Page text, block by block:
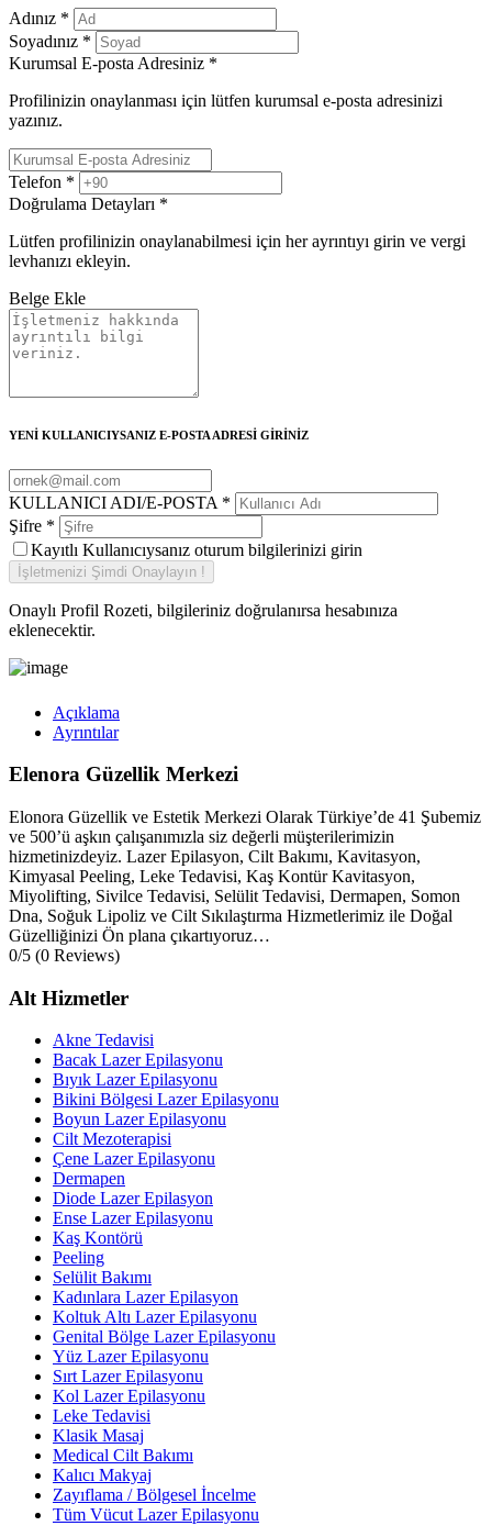
Adınız *
Soyadınız *
Kurumsal E-posta Adresiniz *
Profilinizin onaylanması için lütfen kurumsal e-posta adresinizi
yazınız.
Telefon *
Doğrulama Detayları *
Lütfen profilinizin onaylanabilmesi için her ayrıntıyı girin ve vergi
levhanızı ekleyin.
Belge Ekle
YENİ KULLANICIYSANIZ E-POSTA ADRESİ GİRİNİZ
KULLANICI ADI/E-POSTA *
Şifre *
Kayıtlı Kullanıcıysanız oturum bilgilerinizi girin
Onaylı Profil Rozeti, bilgileriniz doğrulanırsa hesabınıza
eklenecektir.
Açıklama
Ayrıntılar
Elenora Güzellik Merkezi
Elonora Güzellik ve Estetik Merkezi Olarak Türkiye’de 41 Şubemiz
ve 500’ü aşkın çalışanımızla siz değerli müşterilerimizin
hizmetinizdeyiz. Lazer Epilasyon, Cilt Bakımı, Kavitasyon,
Kimyasal Peeling, Leke Tedavisi, Kaş Kontür Kavitasyon,
Miyolifting, Sivilce Tedavisi, Selülit Tedavisi, Dermapen, Somon
Dna, Soğuk Lipoliz ve Cilt Sıkılaştırma Hizmetlerimiz ile Doğal
Güzelliğinizi Ön plana çıkartıyoruz…
0/5 (0 Reviews)
Alt Hizmetler
Akne Tedavisi
Bacak Lazer Epilasyonu
Bıyık Lazer Epilasyonu
Bikini Bölgesi Lazer Epilasyonu
Boyun Lazer Epilasyonu
Cilt Mezoterapisi
Çene Lazer Epilasyonu
Dermapen
Diode Lazer Epilasyon
Ense Lazer Epilasyonu
Kaş Kontörü
Peeling
Selülit Bakımı
Kadınlara Lazer Epilasyon
Koltuk Altı Lazer Epilasyonu
Genital Bölge Lazer Epilasyonu
Yüz Lazer Epilasyonu
Sırt Lazer Epilasyonu
Kol Lazer Epilasyonu
Leke Tedavisi
Klasik Masaj
Medical Cilt Bakımı
Kalıcı Makyaj
Zayıflama / Bölgesel İncelme
Tüm Vücut Lazer Epilasyonu